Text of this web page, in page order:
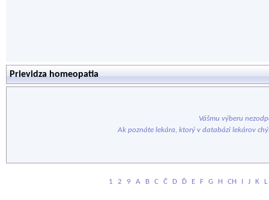
Prievidza homeopatia
Vášmu výberu
Ak poznáte lekára, ktorý v databázi lekárov
1 2 9 A B C Č D Ď E F G H CH I J K L